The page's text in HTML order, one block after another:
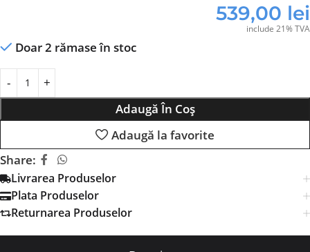
539,00 lei
include 21% TVA
Doar 2 rămase în stoc
Adaugă În Coș
Adaugă la favorite
Share:
Livrarea Produselor
Plata Produselor
Returnarea Produselor